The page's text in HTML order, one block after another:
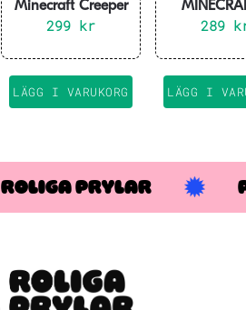
Minecraft Creeper
Termosflaska
299 kr
LÄGG I VARUKORG
Wolf –289
LÄGG I
ROLIGA PRYLAR